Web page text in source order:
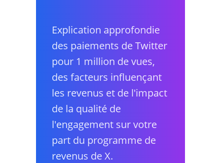
Explication approfondie
des paiements de Twitter
pour 1 million de vues,
des facteurs influençant
les revenus et de l'impact
de la qualité de
l'engagement sur votre
part du programme de
revenus de X.